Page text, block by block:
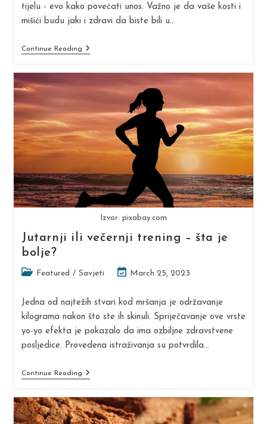
tijelu - evo kako povećati unos. Važno je da vaše kosti i
mišići budu jaki i zdravi da biste bili u…
Continue Reading5
Fali
Kalcijuma
Izvor: pixabay.com
Jutarnji ili večernji trening – šta je
bolje?
PostFeatured / Savjeti
Post
modified:
March 25, 2023
Jedna od najtežih stvari kod mršanja je održavanje
kilograma nakon što ste ih skinuli. Spriječavanje ove vrste
yo-yo efekta je pokazalo da ima ozbiljne zdravstvene
posljedice. Provedena istraživanja su potvrdila…
Continue ReadingJutarnji
Trening
–
Šta